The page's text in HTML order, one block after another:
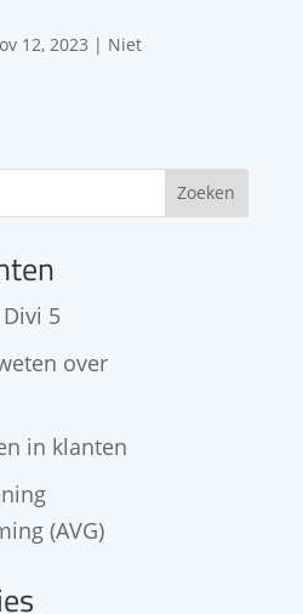
12, 2023 | Niet
Zoeken
5
over
in klanten
(AVG)